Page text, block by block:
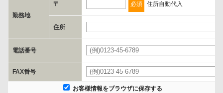
e.個人情報取り扱いに関する契約
当社と当該企業/団体とは、個人情報取扱に関する覚書の締結を行い
ます。
委託の有無
なし
勤務地
〒 必須 住所自動代入
住所
電話番号
FAX番号
お客様情報をブラウザに保存する